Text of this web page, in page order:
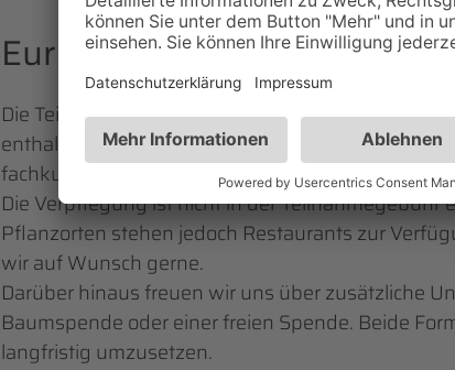
Eure Teilnahme – wie ihr
Die Teilnahmegebühr für die Pflanzevents 2026
enthalten sind5 Bäume pro Teilnehmenden, das
fachkundige Betreuung vor Ort sowie die
Die Verpflegung ist nicht in der Teilnahmegebühr
Pflanzorten stehen jedoch Restaurants zur
wir auf Wunsch gerne.
Darüber hinaus freuen wir uns über zusätzliche
Baumspende oder einer freien Spende. Beide
langfristig umzusetzen.